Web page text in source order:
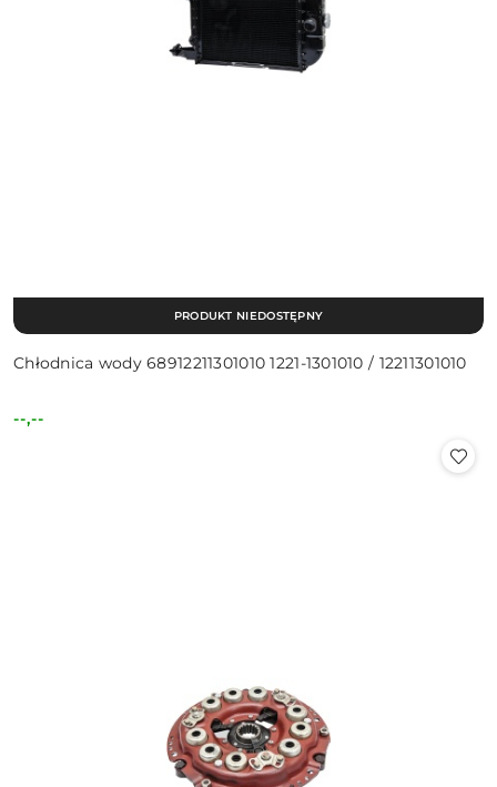
Chłodnica wody 68912211301010 1221-1301010 / 12211301010
Cena:
--,--
PRODUKT NIEDOSTĘPNY